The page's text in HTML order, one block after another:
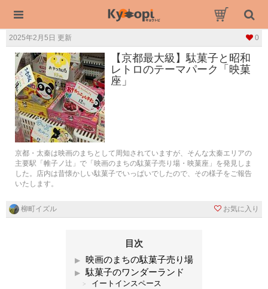
2025年2月5日 更新 0
【京都最大級】駄菓子と昭和
レトロのテーマパーク「映菓
座」
京都・太秦は映画のまちとして周知されていますが、そんな太秦エリアの
主要駅「帷子ノ辻」で「映画のまちの駄菓子売り場・映菓座」を発見しま
した。店内は昔懐かしい駄菓子でいっぱいでしたので、その様子をご報告
いたします。
柳町イズル お気に入り
目次
映画のまちの駄菓子売り場
駄菓子のワンダーランド
イートインスペース